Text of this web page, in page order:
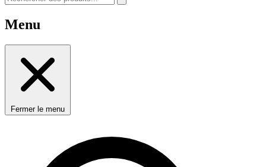
Menu
Fermer le menu